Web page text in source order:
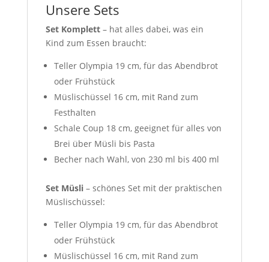
Unsere Sets
Set Komplett– hat alles dabei, was ein
Kind zum Essen braucht:
Teller Olympia 19 cm, für das Abendbrot
oder Frühstück
Müslischüssel 16 cm, mit Rand zum
Festhalten
Schale Coup 18 cm, geeignet für alles von
Brei über Müsli bis Pasta
Becher nach Wahl, von 230 ml bis 400 ml
Set Müsli– schönes Set mit der praktischen
Müslischüssel:
Teller Olympia 19 cm, für das Abendbrot
oder Frühstück
Müslischüssel 16 cm, mit Rand zum